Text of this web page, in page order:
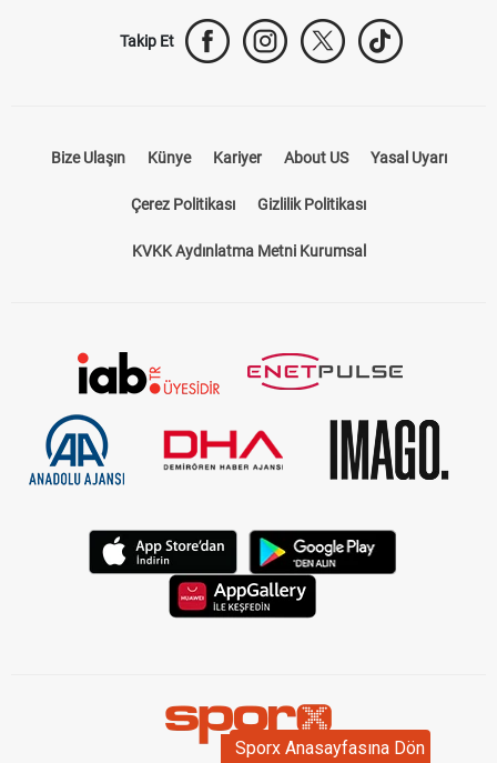
Sporx Anasayfasına Dön
Sporx Anasayfasına Dön
Takip Et
Bize Ulaşın Künye Kariyer About US Yasal Uyarı
Çerez Politikası Gizlilik Politikası
KVKK Aydınlatma Metni Kurumsal